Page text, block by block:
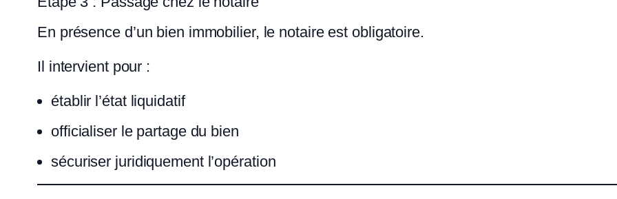
En présence d’un bien immobilier, le notaire est obligatoire.
Il intervient pour :
établir l’état liquidatif
officialiser le partage du bien
sécuriser juridiquement l’opération